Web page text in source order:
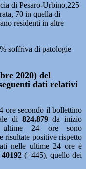
di Pesaro-Urbino,225
70 in quella di
residenti in altre
soffriva di patologie
2020) del
dati relativi
ore secondo il bollettino
di 824.879da inizio
ultime 24 ore sono
risultate positive rispetto
nelle ultime 24 ore è
40192 (+445), quello dei